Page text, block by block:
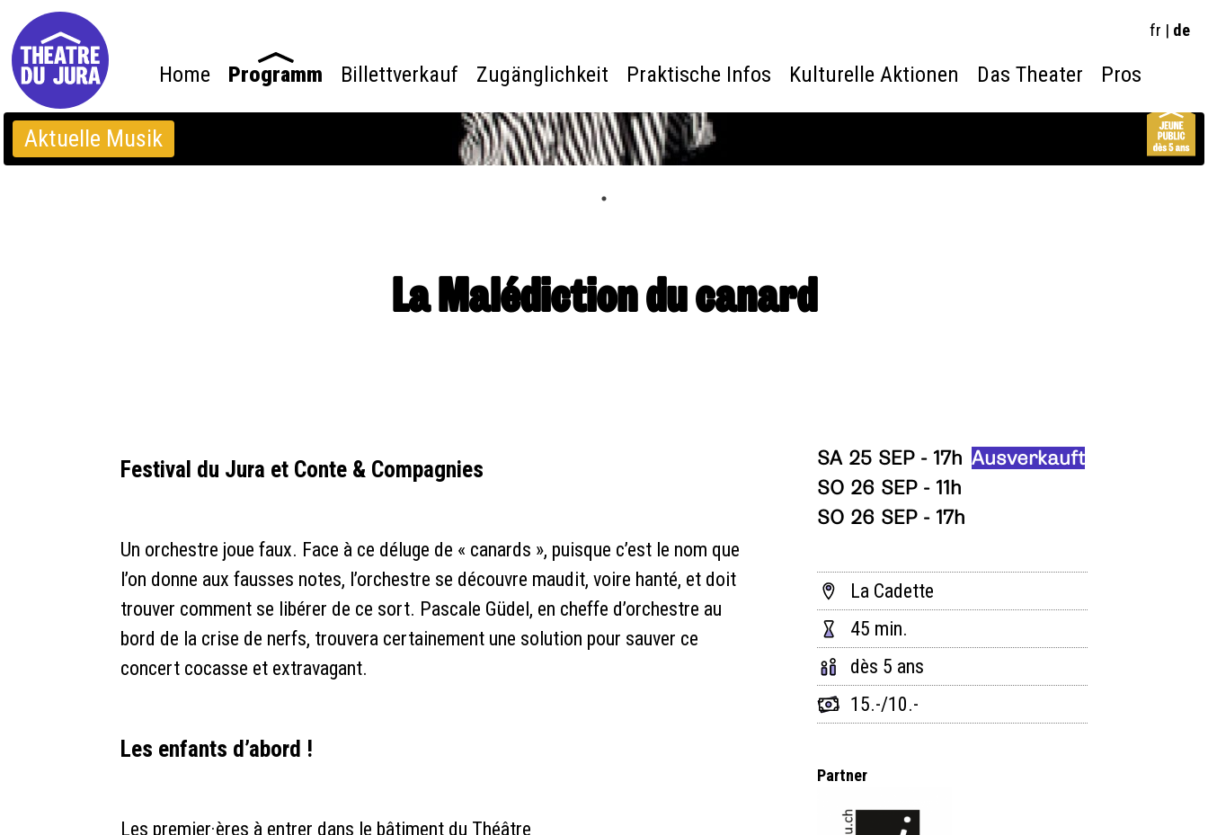
fr | de
Home Programm Billettverkauf Zugänglichkeit Praktische Infos Kulturelle Aktionen Das Theater Pros
Aktuelle Musik
La Malédiction du canard
Festival du Jura et Conte & Compagnies
Un orchestre joue faux. Face à ce déluge de « canards », puisque c’est le nom que
l’on donne aux fausses notes, l’orchestre se découvre maudit, voire hanté, et doit
trouver comment se libérer de ce sort. Pascale Güdel, en cheffe d’orchestre au
bord de la crise de nerfs, trouvera certainement une solution pour sauver ce
concert cocasse et extravagant.
Les enfants d’abord !
Les premier·ères à entrer dans le bâtiment du Théâtre
SA 25 SEP - 17h Ausverkauft
SO 26 SEP - 11h
SO 26 SEP - 17h
La Cadette
45 min.
dès 5 ans
15.-/10.-
Partner